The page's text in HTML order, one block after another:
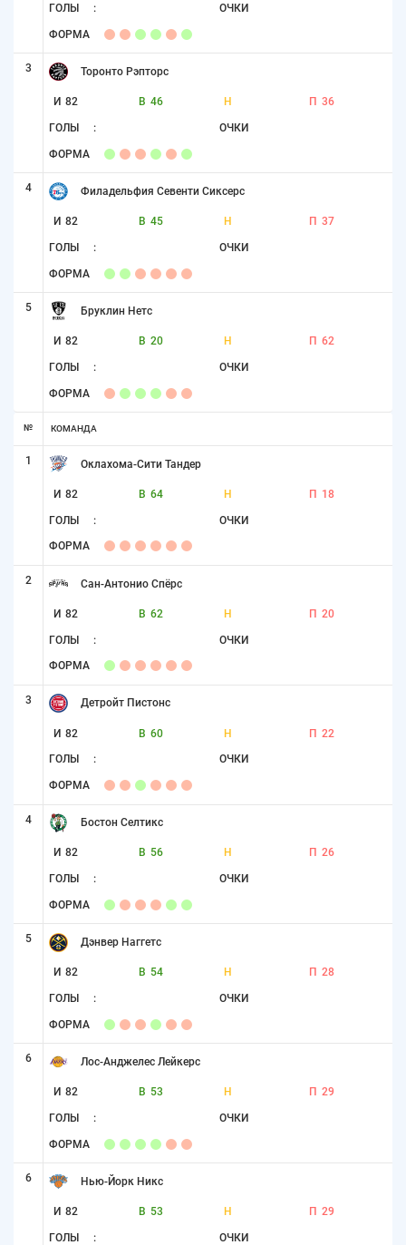
ГОЛЫ : ОЧКИ
ФОРМА
3 Торонто Рэпторс
И 82 В 46 Н П 36
ГОЛЫ : ОЧКИ
ФОРМА
4 Филадельфия Севенти Сиксерс
И 82 В 45 Н П 37
ГОЛЫ : ОЧКИ
ФОРМА
5 Бруклин Нетс
И 82 В 20 Н П 62
ГОЛЫ : ОЧКИ
ФОРМА
№ КОМАНДА
1 Оклахома-Сити Тандер
И 82 В 64 Н П 18
ГОЛЫ : ОЧКИ
ФОРМА
2 Сан-Антонио Спёрс
И 82 В 62 Н П 20
ГОЛЫ : ОЧКИ
ФОРМА
3 Детройт Пистонс
И 82 В 60 Н П 22
ГОЛЫ : ОЧКИ
ФОРМА
4 Бостон Селтикс
И 82 В 56 Н П 26
ГОЛЫ : ОЧКИ
ФОРМА
5 Дэнвер Наггетс
И 82 В 54 Н П 28
ГОЛЫ : ОЧКИ
ФОРМА
6 Лос-Анджелес Лейкерс
И 82 В 53 Н П 29
ГОЛЫ : ОЧКИ
ФОРМА
6 Нью-Йорк Никс
И 82 В 53 Н П 29
ГОЛЫ : ОЧКИ